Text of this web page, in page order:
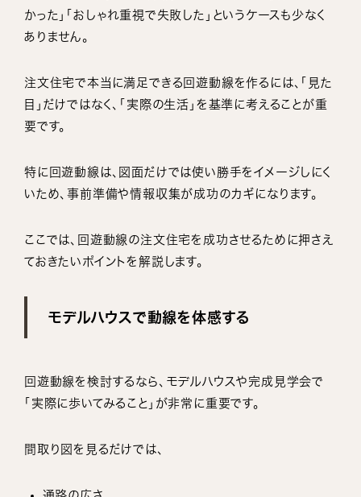
かった」「おしゃれ重視で失敗した」というケースも少なく
ありません。
注文住宅で本当に満足できる回遊動線を作るには、「見た
目」だけではなく、「実際の生活」を基準に考えることが重
要です。
特に回遊動線は、図面だけでは使い勝手をイメージしにく
いため、事前準備や情報収集が成功のカギになります。
ここでは、回遊動線の注文住宅を成功させるために押さえ
ておきたいポイントを解説します。
モデルハウスで動線を体感する
回遊動線を検討するなら、モデルハウスや完成見学会で
「実際に歩いてみること」が非常に重要です。
間取り図を見るだけでは、